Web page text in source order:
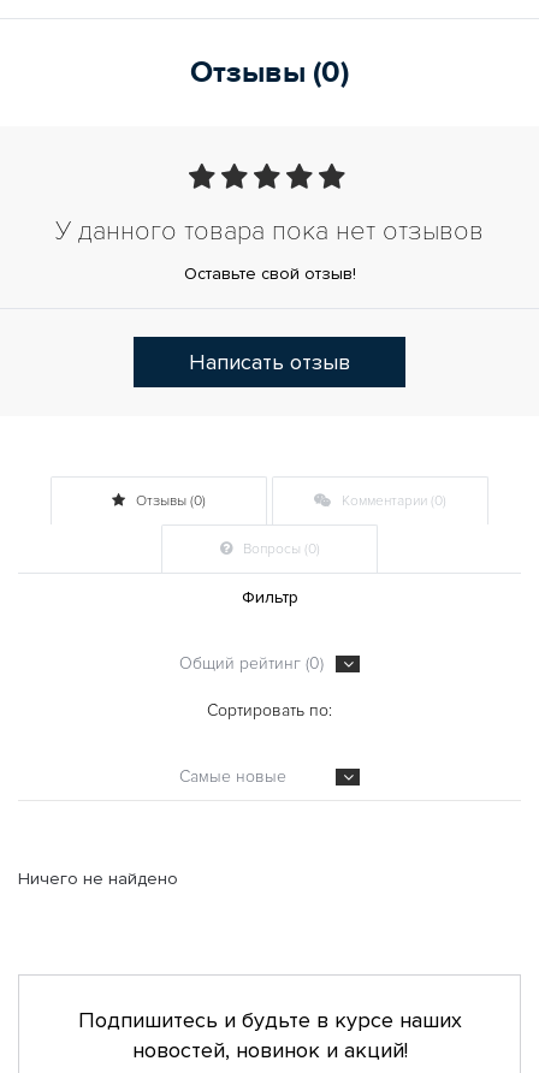
Отзывы (0)
У данного товара пока нет отзывов
Оставьте свой отзыв!
Написать отзыв
Отзывы (0) Комментарии (0)
Вопросы (0)
Фильтр
Общий рейтинг (0)
Сортировать по:
Самые новые
Ничего не найдено
Подпишитесь и будьте в курсе наших
новостей, новинок и акций!